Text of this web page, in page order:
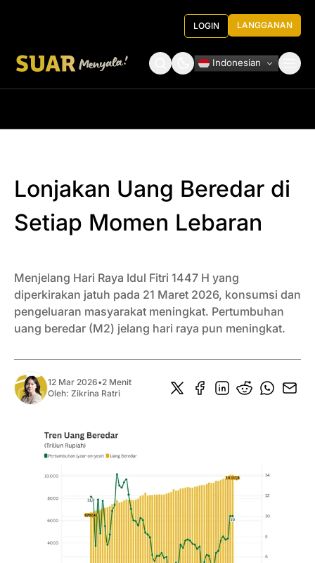
LOGIN LANGGANAN
Indonesian
Lonjakan Uang Beredar di
Setiap Momen Lebaran
Menjelang Hari Raya Idul Fitri 1447 H yang
diperkirakan jatuh pada 21 Maret 2026, konsumsi dan
pengeluaran masyarakat meningkat. Pertumbuhan
uang beredar (M2) jelang hari raya pun meningkat.
12 Mar 2026•2 Menit
Oleh: Zikrina Ratri